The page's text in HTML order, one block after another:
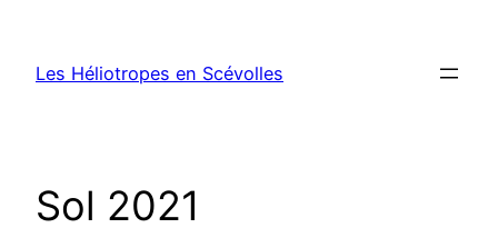
contenu
Les Héliotropes en Scévolles
Sol 2021